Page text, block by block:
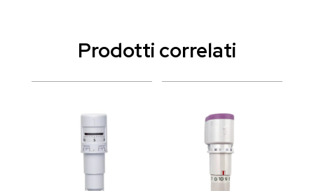
Prodotti correlati